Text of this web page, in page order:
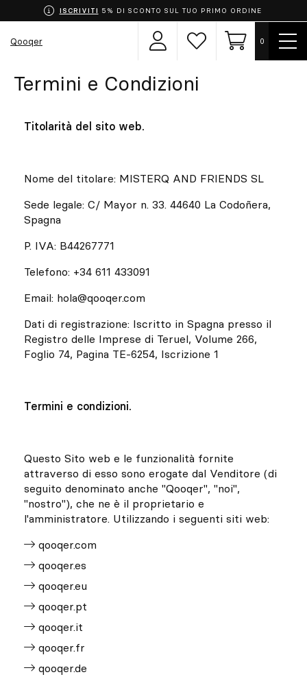
ISCRIVITI 5% DI SCONTO SUL TUO PRIMO ORDINE
Qooqer
Scegli la tua uniforme
Grembiuli
Chef
Lasciati ispirare
Area
utente
Lista
Carrello
0
menù
Termini e Condizioni
Titolarità del sito web.
Nome del titolare: MISTERQ AND FRIENDS SL
Sede legale: C/ Mayor n. 33. 44640 La Codoñera,
Spagna
P. IVA: B44267771
Telefono: +34 611 433091
Email: hola@qooqer.com
Dati di registrazione: Iscritto in Spagna presso il
Registro delle Imprese di Teruel, Volume 266,
Foglio 74, Pagina TE-6254, Iscrizione 1
Termini e condizioni.
Questo Sito web e le funzionalità fornite
attraverso di esso sono erogate dal Venditore (di
seguito denominato anche "Qooqer", "noi",
"nostro"), che ne è il proprietario e
l'amministratore. Utilizzando i seguenti siti web:
qooqer.com
qooqer.es
qooqer.eu
qooqer.pt
qooqer.it
qooqer.fr
qooqer.de